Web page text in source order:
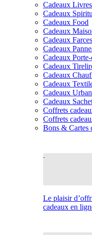
Cadeaux
Cadeaux
Cadeaux Food
Cadeaux
Cadeaux
Cadeaux
Cadeaux
Cadeaux
Cadeaux
Cadeaux
Cadeaux
Cadeaux
Coffrets
Coffrets
Bons & Cartes
Le plaisir
cadeaux en